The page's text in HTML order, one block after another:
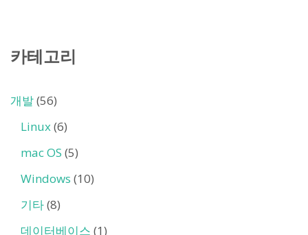
카테고리
개발(56)
Linux(6)
mac OS (5)
Windows (10)
기타(8)
데이터베이스 (1)